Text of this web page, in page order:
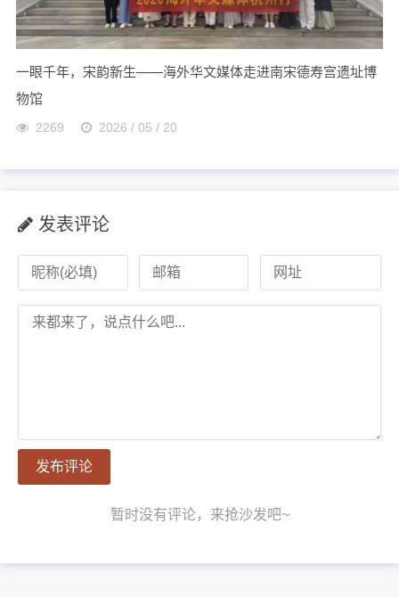
一眼千年，宋韵新生——海外华文媒体走进南宋德寿宫遗址博
物馆
2269 2026 / 05 / 20
发表评论
发布评论
暂时没有评论，来抢沙发吧~